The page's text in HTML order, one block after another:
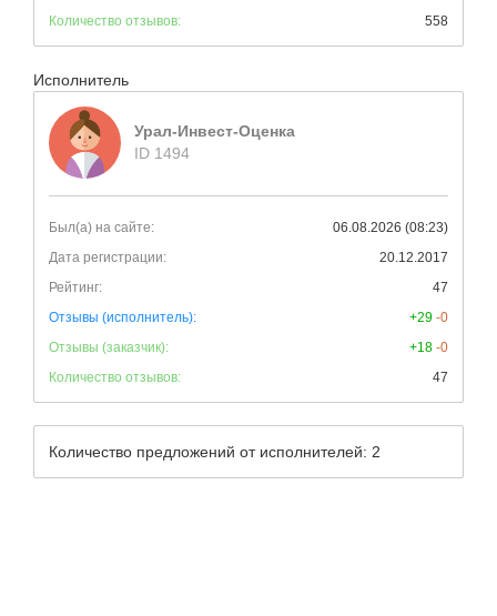
Количество отзывов:
558
Исполнитель
Урал-Инвест-Оценка
ID 1494
Был(а) на сайте:
06.08.2026 (08:23)
Дата регистрации:
20.12.2017
Рейтинг:
47
Отзывы (исполнитель):
+29 -0
Отзывы (заказчик):
+18 -0
Количество отзывов:
47
Количество предложений от исполнителей: 2